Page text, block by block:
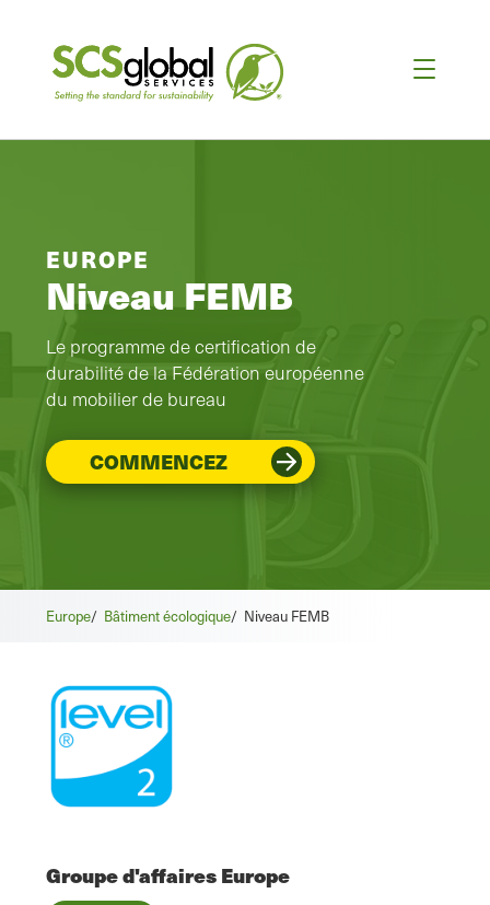
EUROPE
Niveau FEMB
Le programme de certification de
durabilité de la Fédération européenne
du mobilier de bureau
COMMENCEZ
Europe/ Bâtiment écologique/ Niveau FEMB
Groupe d'affaires Europe